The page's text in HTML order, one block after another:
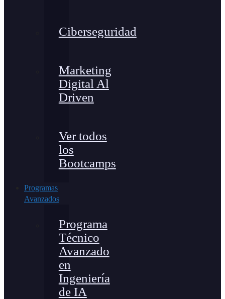
Ciberseguridad
Marketing
Digital Al
Driven
Ver todos
los
Bootcamps
Programas
Avanzados
Programa
Técnico
Avanzado
en
Ingeniería
de IA